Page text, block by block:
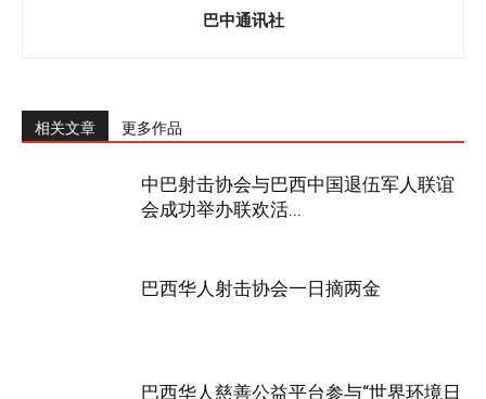
巴中通讯社
相关文章 更多作品
中巴射击协会与巴西中国退伍军人联谊
会成功举办联欢活...
巴西华人射击协会一日摘两金
巴西华人慈善公益平台参与“世界环境日